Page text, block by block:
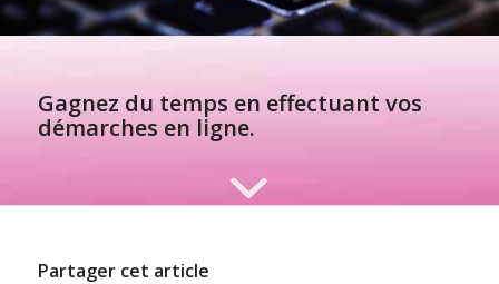
Gagnez du temps en effectuant vos
démarches en ligne.
Partager cet article